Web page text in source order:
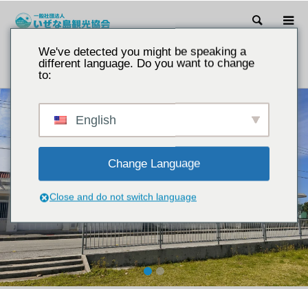
introduction
Hébergement et facilités d'échange dans le village
natal du district de Sairi.
1 2
We've detected you might be speaking a
different language. Do you want to change
to:
English
Change Language
Close and do not switch language